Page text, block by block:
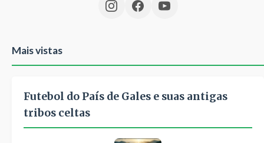
Mais vistas
Futebol do País de Gales e suas antigas
tribos celtas